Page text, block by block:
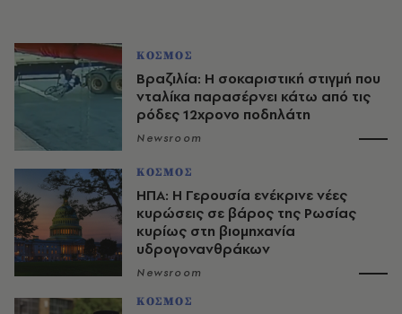
ΚΟΣΜΟΣ
Βραζιλία: Η σοκαριστική στιγμή που
νταλίκα παρασέρνει κάτω από τις
ρόδες 12χρονο ποδηλάτη
Newsroom
ΚΟΣΜΟΣ
ΗΠΑ: Η Γερουσία ενέκρινε νέες
κυρώσεις σε βάρος της Ρωσίας
κυρίως στη βιομηχανία
υδρογονανθράκων
Newsroom
ΚΟΣΜΟΣ